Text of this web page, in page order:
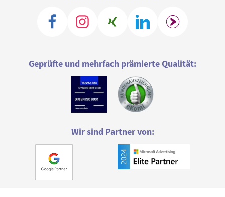
Geprüfte und mehrfach prämierte Qualität:
Wir sind Partner von: